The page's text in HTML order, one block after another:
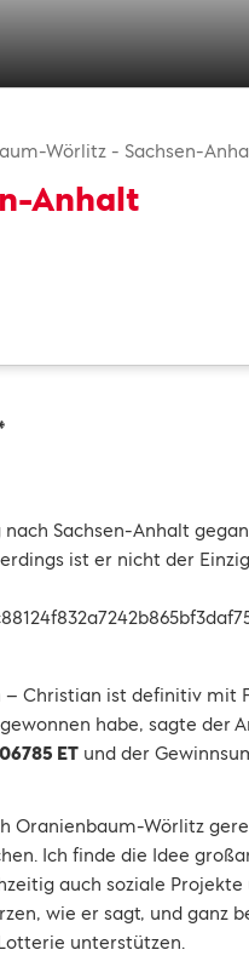
Wörlitz - Sachsen-
Anhalt
Sachsen-Anhalt
ist er nicht der
– Christian ist definitiv mit
habe, sagte der
06785 ET und der
Oranienbaum-Wörlitz
Ich finde die Idee
auch soziale
wie er sagt, und ganz
unterstützen.